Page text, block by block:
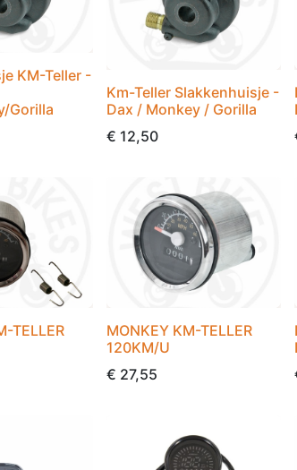
KM-Teller -
Gorilla
Km-Teller Slakkenhuisje -
Dax / Monkey / Gorilla
€ 12,50
TELLER
MONKEY KM-TELLER
120KM/U
€ 27,55